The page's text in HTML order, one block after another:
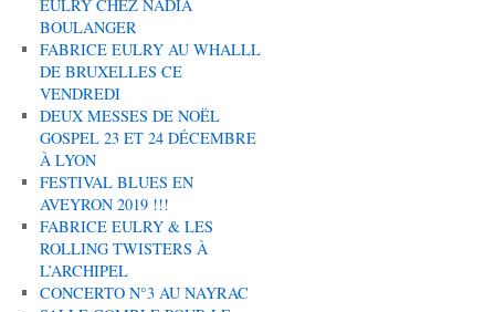
EULRY CHEZ NADIA
BOULANGER
FABRICE EULRY AU WHALLL
DE BRUXELLES CE
VENDREDI
DEUX MESSES DE NOËL
GOSPEL 23 ET 24 DÉCEMBRE
À LYON
FESTIVAL BLUES EN
AVEYRON 2019 !!!
FABRICE EULRY & LES
ROLLING TWISTERS À
L’ARCHIPEL
CONCERTO N°3 AU NAYRAC